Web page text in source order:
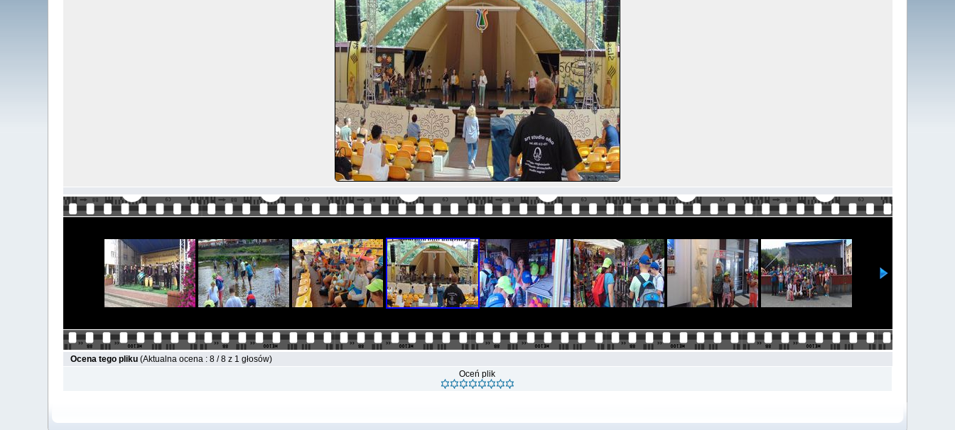
Ocena tego pliku (Aktualna ocena : 8 / 8 z 1 głosów)
Oceń plik